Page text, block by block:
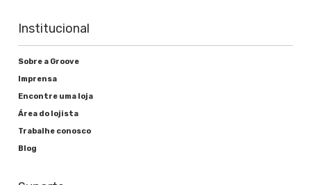
Institucional
Sobre a Groove
Imprensa
Encontre uma loja
Área do lojista
Trabalhe conosco
Blog